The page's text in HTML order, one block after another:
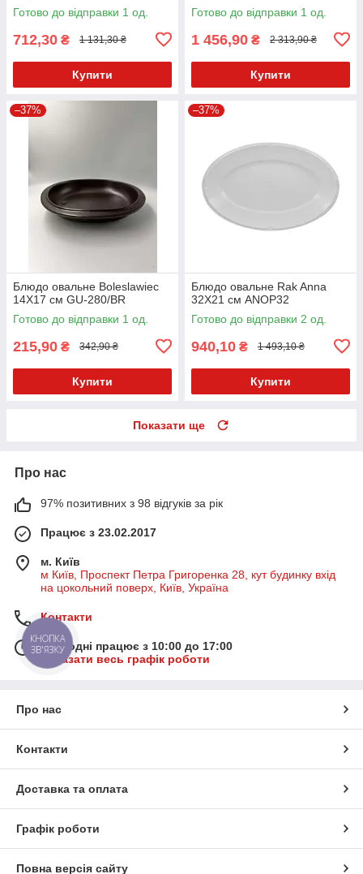
Готово до відправки 1 од.
712,30 ₴ 1 131,30 ₴
Купити
Готово до відправки 1 од.
1 456,90 ₴ 2 313,90 ₴
Купити
–37%
Блюдо овальне Boleslawiec
14X17 см GU-280/BR
Готово до відправки 1 од.
215,90 ₴ 342,90 ₴
Купити
–37%
Блюдо овальне Rak Anna
32Х21 см ANOP32
Готово до відправки 2 од.
940,10 ₴ 1 493,10 ₴
Купити
Показати ще
Про нас
97% позитивних з 98 відгуків за рік
Працює з 23.02.2017
м. Київ
м Київ, Проспект Петра Григоренка 28, кут будинку вхід
на цокольний поверх, Київ, Україна
Контакти
Сьогодні працює з 10:00 до 17:00
Показати весь графік роботи
Про нас
Контакти
Доставка та оплата
Графік роботи
Повна версія сайту
КНОПКА
ЗВ'ЯЗКУ